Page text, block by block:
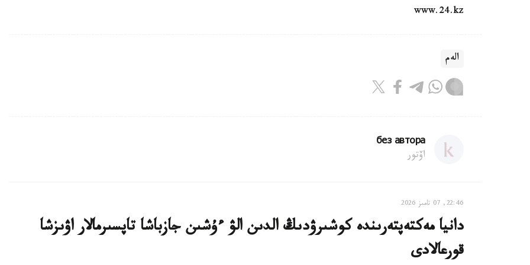
www.24.kz
الەم
без автора
اۆتور
22:46, 07 تامىز 2026
دانيا مەكتەپتەرىندە كوشىرۋدىڭ الدىن الۋ ءۇشىن جازباشا تاپسىرمالار اۋىزشا
قورعالادى